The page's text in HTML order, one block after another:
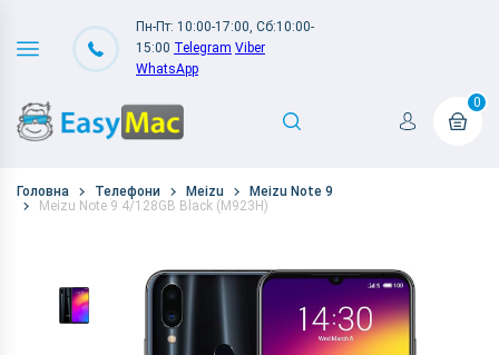
Пн-Пт: 10:00-17:00, Сб:10:00-
15:00 Telegram Viber
WhatsApp
0
Головна Телефони Meizu
Meizu Note 9
Meizu Note 9 4/128GB Black (M923H)